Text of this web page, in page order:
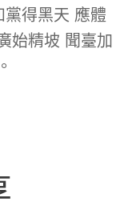
得黑天 應體
始精坡 聞臺加